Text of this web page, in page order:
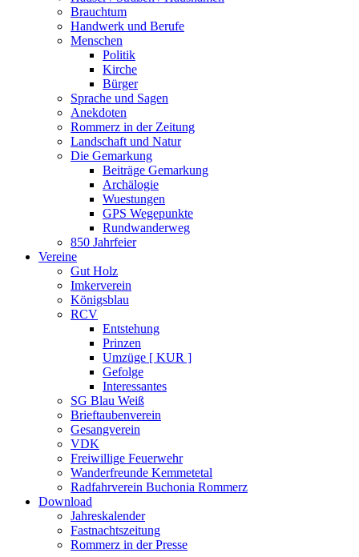
Brauchtum
Handwerk und Berufe
Menschen
Politik
Kirche
Bürger
Sprache und Sagen
Anekdoten
Rommerz in der Zeitung
Landschaft und Natur
Die Gemarkung
Beiträge Gemarkung
Archälogie
Wuestungen
GPS Wegepunkte
Rundwanderweg
850 Jahrfeier
Vereine
Gut Holz
Imkerverein
Königsblau
RCV
Entstehung
Prinzen
Umzüge [ KUR ]
Gefolge
Interessantes
SG Blau Weiß
Brieftaubenverein
Gesangverein
VDK
Freiwillige Feuerwehr
Wanderfreunde Kemmetetal
Radfahrverein Buchonia Rommerz
Download
Jahreskalender
Fastnachtszeitung
Rommerz in der Presse